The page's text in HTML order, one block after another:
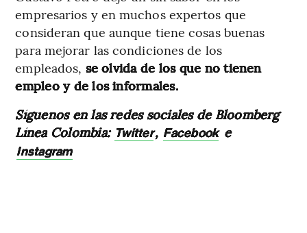
empresarios y en muchos expertos que
consideran que aunque tiene cosas buenas
para mejorar las condiciones de los
empleados, se olvida de los que no tienen
empleo y de los informales.
Síguenos en las redes sociales de Bloomberg
Línea Colombia: Twitter, Facebook e
Instagram